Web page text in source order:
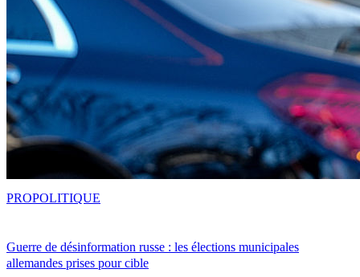
Guerre de désinformation russe : les élections municipales
allemandes prises pour cible
PROPOLITIQUE